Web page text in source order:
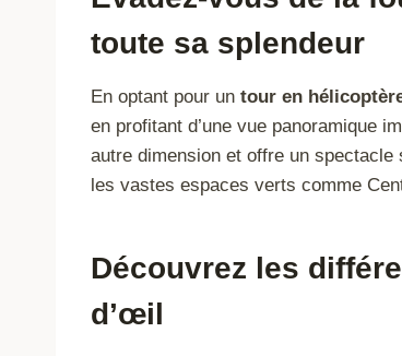
toute sa splendeur
En optant pour un tour en
en profitant d’une vue panoramique
autre dimension et offre un
les vastes espaces verts comme
Découvrez les
d’œil